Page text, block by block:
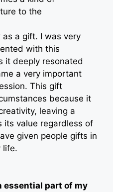
to the
a gift. I was very
with this
it deeply resonated
a very important
This gift
because it
leaving a
its value regardless of
given people gifts in
life.
essential part of my